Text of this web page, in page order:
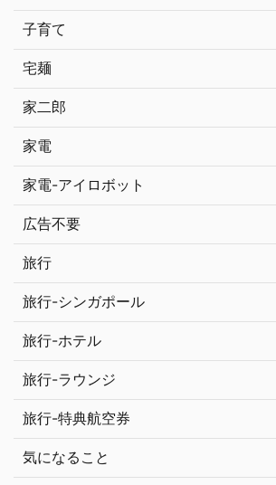
子育て
宅麺
家二郎
家電
家電-アイロボット
広告不要
旅行
旅行-シンガポール
旅行-ホテル
旅行-ラウンジ
旅行-特典航空券
気になること